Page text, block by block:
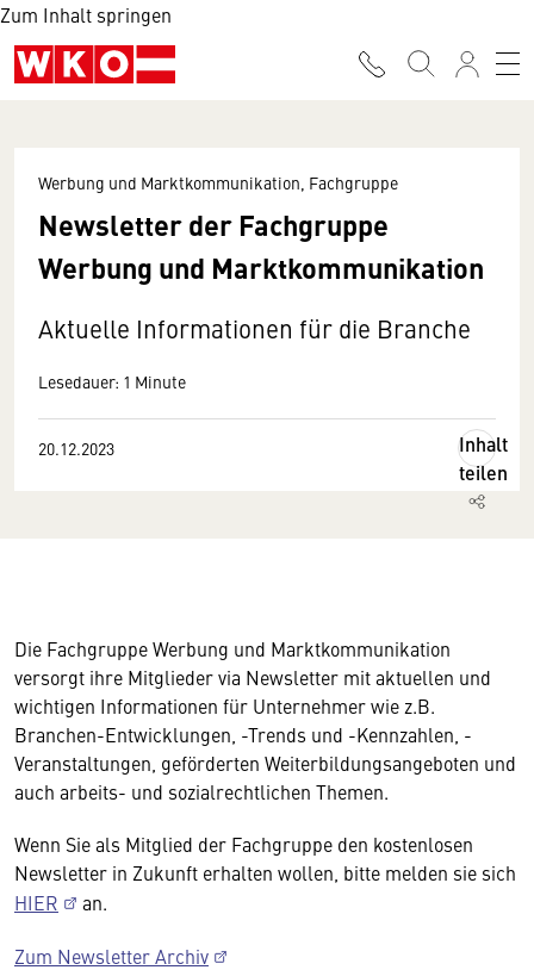
Zum Inhalt springen
Werbung und Marktkommunikation, Fachgruppe
Newsletter der Fachgruppe
Werbung und Marktkommunikation
Aktuelle Informationen für die Branche
Lesedauer: 1 Minute
20.12.2023
Inhalt
teilen
Die Fachgruppe Werbung und Marktkommunikation
versorgt ihre Mitglieder via Newsletter mit aktuellen und
wichtigen Informationen für Unternehmer wie z.B.
Branchen-Entwicklungen, -Trends und -Kennzahlen, -
Veranstaltungen, geförderten Weiterbildungsangeboten und
auch arbeits- und sozialrechtlichen Themen.
Wenn Sie als Mitglied der Fachgruppe den kostenlosen
Newsletter in Zukunft erhalten wollen, bitte melden sie sich
HIER
an.
Zum Newsletter Archiv